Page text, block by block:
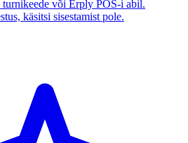
turnikeede või Erply POS-i abil.
käsitsi sisestamist pole.